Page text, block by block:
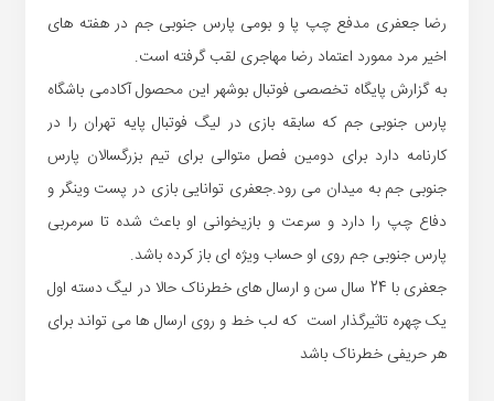
رضا جعفری مدفع چپ پا و بومی پارس جنوبی جم در هفته های
اخیر مرد ممورد اعتماد رضا مهاجری لقب گرفته است.
به گزارش پایگاه تخصصی فوتبال بوشهر این محصول آکادمی باشگاه
پارس جنوبی جم که سابقه بازی در لیگ فوتبال پایه تهران را در
کارنامه دارد برای دومین فصل متوالی برای تیم بزرگسالان پارس
جنوبی جم به میدان می رود.جعفری توانایی بازی در پست وینگر و
دفاع چپ را دارد و سرعت و بازیخوانی او باعث شده تا سرمربی
پارس جنوبی جم روی او حساب ویژه ای باز کرده باشد.
جعفری با 24 سال سن و ارسال های خطرناک حالا در لیگ دسته اول
یک چهره تاثیرگذار است که لب خط و روی ارسال ها می تواند برای
هر حریفی خطرناک باشد